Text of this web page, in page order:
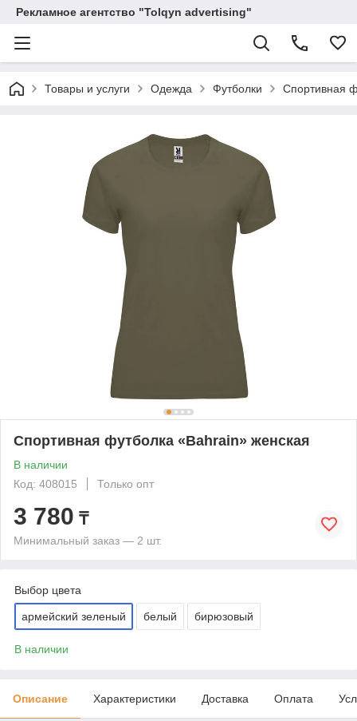
Рекламное агентство "Tolqyn advertising"
Товары и услуги Одежда Футболки Спортивная
Спортивная футболка «Bahrain» женская
В наличии
Код: 408015
Только опт
3 780 ₸
Минимальный заказ — 2 шт.
Выбор цвета
армейский зеленый белый бирюзовый
В наличии
Описание Характеристики Доставка Оплата